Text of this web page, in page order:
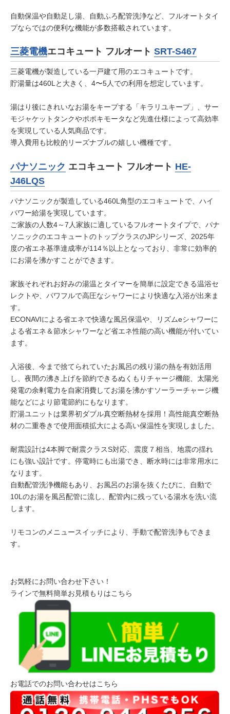
自動保温や自動足し湯、自動ふろ配管洗浄など、フルオートタイ
プならではの便利な機能が多数搭載されています。
三菱電機エコキュート フルオート SRT-S467
三菱電機が製造している一戸建て用のエコキュートです。
貯湯量は460Lと大きく、4〜5人での利用を想定しています。
湯はり後にきれいなお湯をキープする「キラリユキープ」、サー
モジャケットタンクやポポキモータなど先進仕様によって高効率
を実現している人気商品です。
導入費用も比較的リーズナブルの嬉しい機種です。
パナソニック エコキュート フルオート HE-
J46LQS
パナソニックが製造している460L角型のエコキュートで、ハイ
パワー給湯を実現しています。
ご家族の人数4～7人家族に適しているフルオートタイプで、パナ
ソニックのエコキュートのトップクラスのJPシリーズ、2025年
度の省エネ基準達成率が114％以上となっており、非常に効率的
にお湯を沸かすことができます。
家族それぞれお好みの湯温とタイマーを簡単に設定できる温浴セ
レクトや、パワフルで高圧なシャワーにより快適な入浴が出来ま
す。
ECONAVIによる省エネで快適な風呂保温や、リズムeシャワーに
よる省エネ＆節水シャワーなど省エネ性能の高い機能が付いてい
ます。
入浴後、今まで捨てられていたお風呂の残り湯の熱を有効活用
し、夜間の沸き上げを節約できるぬくもりチャージ機能、太陽光
発電の余剰電力を自家消費してお湯を沸かすソーラーチャージ機
能などにより節電節約にもなります。
貯湯ユニットは業界初ダブル真空断熱材を採用！高性能真空断熱
材の二重巻きで使用面積拡大による高い保温性を実現しました。
耐震設計は4本脚で耐震クラスS対応、震度７相当、地震の揺れ
にも強い設計です。停電時にも出湯でき、断水時には非常用水に
なります。
自動配管洗浄機能もあり、お風呂のお湯を抜くたびに、自動で
10Lのお湯を風呂配管に流し、配管内に残っている湯水を洗い流
します。
リモコンのメニュースイッチにより、手動で配管洗浄もできま
す。
お気軽にお問い合わせ下さい！
ラインで無料簡単お見積もりはこちら
お電話でのお問い合わせはこちら